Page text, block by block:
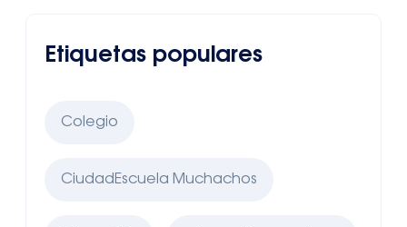
Etiquetas populares
Colegio
CiudadEscuela Muchachos